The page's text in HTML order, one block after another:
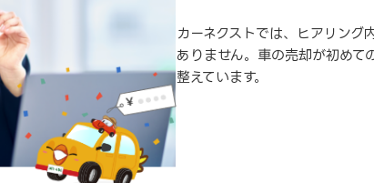
カーネクストでは、ヒアリング
ありません。車の売却が初めて
整えています。